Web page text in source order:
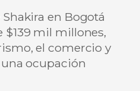
en Bogotá
$139 mil millones,
el comercio y
ocupación